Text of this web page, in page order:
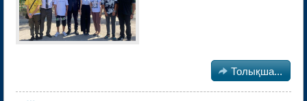
 Толықша...